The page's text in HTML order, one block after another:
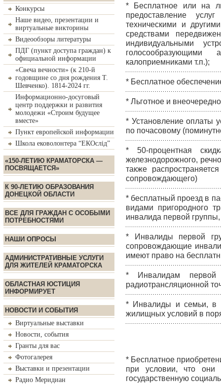
Конкурсы
Наше видео, презентации и
виртуальные викторины
Видеообзоры литературы
ПДГ (пункт доступа граждан) к
официальной информации
«Свеча вечности» (к 210-й
годовщине со дня рождения Т.
Шевченко). 1814-2024 гг.
Информационно-досуговый
центр поддержки и развития
молодежи «Строим будущее
вместе»
Пункт европейской информации
Школа ековолонтера “ЕКОслід”
«150-ЛЕТИЮ КРАМАТОРСКА —
ПОСВЯЩАЕТСЯ»
К 90-ЛЕТИЮ ОБРАЗОВАНИЯ
ДОНЕЦКОЙ ОБЛАСТИ
ВСЕ ДЛЯ ГРАЖДАН С ОСОБЫМИ
ПОТРЕБНОСТЯМИ
НАШИ ОПРОСЫ
АДМИНИСТРАТИВНЫЕ УСЛУГИ
ДЛЯ ЖИТЕЛЕЙ КРАМАТОРСКА
ОБЛАСТНАЯ ЮСТИЦИЯ
ИНФОРМИРУЕТ
НОВОСТИ И СОБЫТИЯ
Виртуальные выставки
Новости, события
Гранты для вас
Фотогалерея
Выставки и презентации
Радио Меридиан
* Бесплатное или на
предоставление
техническими и
средствами
индивидуальными
голосообразующими
калоприемниками т.п.);
* Бесплатное
* Льготное и
* Установление оплаты
по почасовому
* 50-процентная
железнодорожного,
также
сопровождающего)
* бесплатный проезд в
видами пригородного
инвалида первой
* Инвалиды первой
сопровождающие
имеют право на
* Инвалидам первой
радиотрансляционной
* Инвалиды и семьи, в
жилищных условий в
* Бесплатное
при условии, что они
государственную